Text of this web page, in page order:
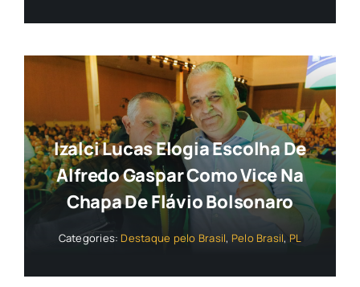
Izalci Lucas Elogia Escolha De
Alfredo Gaspar Como Vice Na
Chapa De Flávio Bolsonaro
Categories: Destaque pelo Brasil, Pelo Brasil, PL